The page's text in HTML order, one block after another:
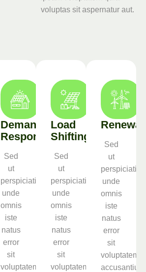
voluptas sit aspernatur aut.
Demand
Response
Sed
ut
perspiciatis
unde
omnis
iste
natus
error
sit
voluptatem
Load
Shifting
Sed
ut
perspiciatis
unde
omnis
iste
natus
error
sit
voluptatem
Sed
ut
perspiciatis
unde
omnis
iste
natus
error
sit
voluptatem
accusantium